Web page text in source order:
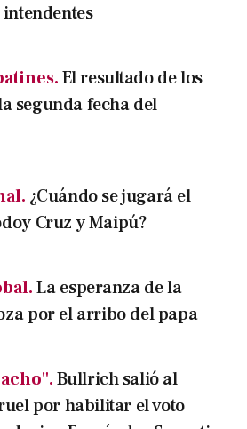
El resultado de los
segunda fecha del
¿Cuándo se jugará el
Cruz y Maipú?
La esperanza de la
por el arribo del papa
Bullrich salió al
por habilitar el voto